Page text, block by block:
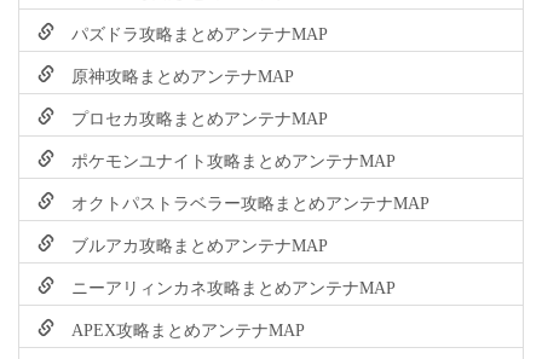
パズドラ攻略まとめアンテナMAP
原神攻略まとめアンテナMAP
プロセカ攻略まとめアンテナMAP
ポケモンユナイト攻略まとめアンテナMAP
オクトパストラベラー攻略まとめアンテナMAP
ブルアカ攻略まとめアンテナMAP
ニーアリィンカネ攻略まとめアンテナMAP
APEX攻略まとめアンテナMAP